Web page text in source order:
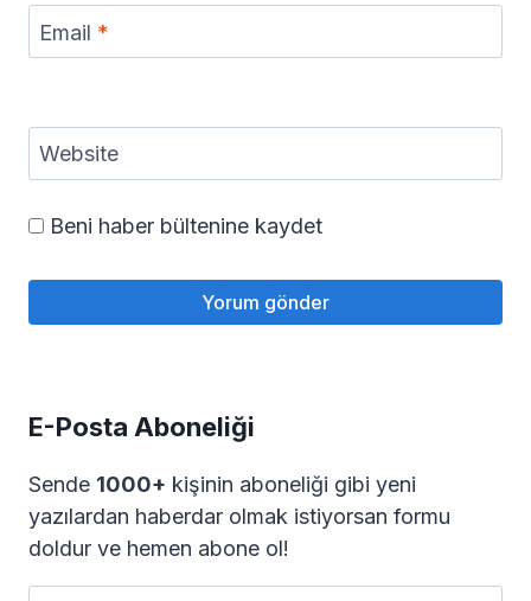
Email *
Website
Beni haber bültenine kaydet
E-Posta Aboneliği
Sende 1000+ kişinin aboneliği gibi yeni
yazılardan haberdar olmak istiyorsan formu
doldur ve hemen abone ol!